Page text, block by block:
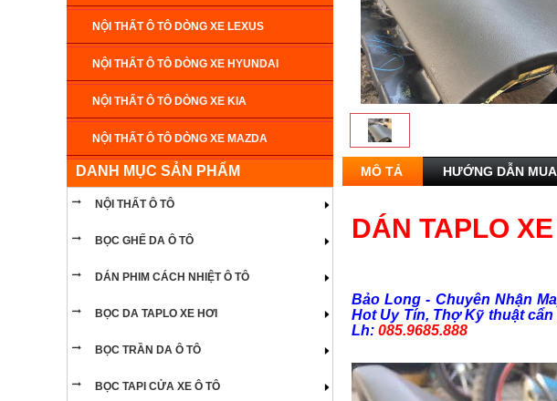
NỘI THẤT Ô TÔ DÒNG XE LEXUS
NỘI THẤT Ô TÔ DÒNG XE HYUNDAI
NỘI THẤT Ô TÔ DÒNG XE KIA
NỘI THẤT Ô TÔ DÒNG XE MAZDA
NỘI THẤT Ô TÔ DÒNG XE CADILLAC
NỘI THẤT Ô TÔ DÒNG XE MERCEDES
NỘI THẤT Ô TÔ DÒNG XE NISSAN
NỘI THẤT Ô TÔ DÒNG XE SUZUKI
DANH MỤC SẢN PHẨM
NỘI THẤT Ô TÔ
BỌC GHẾ DA Ô TÔ
DÁN PHIM CÁCH NHIỆT Ô TÔ
BỌC DA TAPLO XE HƠI
BỌC TRẦN DA Ô TÔ
BỌC TAPI CỬA XE Ô TÔ
MÔ TẢ HƯỚNG DẪN
DÁN TAPLO
Bảo Long - Chuyên Nhận
Hot Uy Tín, Thợ Kỹ thuật
Lh: 085.9685.888